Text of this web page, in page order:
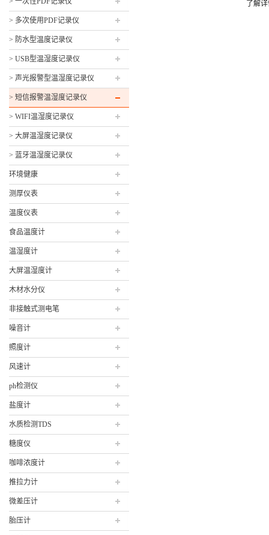
> 多次使用PDF记录仪
> 防水型温度记录仪
> USB型温湿度记录仪
> 声光报警型温湿度记录仪
> 短信报警温湿度记录仪
> WIFI温湿度记录仪
> 大屏温湿度记录仪
> 蓝牙温湿度记录仪
环境健康
测厚仪表
温度仪表
食品温度计
温湿度计
大屏温湿度计
木材水分仪
非接触式测电笔
噪音计
照度计
风速计
ph检测仪
盐度计
水质检测TDS
糖度仪
咖啡浓度计
推拉力计
微差压计
胎压计
了解